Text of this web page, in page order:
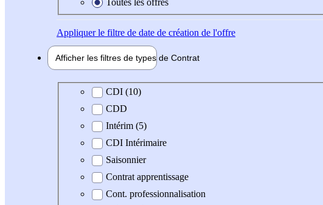
Appliquerle filtre de date de création de l'offre
Afficher les filtres de types de Contrat
Type de contratCDI (10)
CDD
Intérim (5)
CDI Intérimaire
Saisonnier
Contrat apprentissage
Cont. professionnalisation